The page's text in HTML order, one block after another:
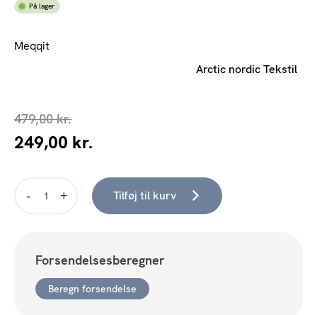
På lager
Meqqit
Arctic nordic Tekstil
479,00kr.
Den
var:
249,00 kr.
Den
er:
130x200cm
Tilføj til kurv
Forsendelsesberegner
Beregn forsendelse